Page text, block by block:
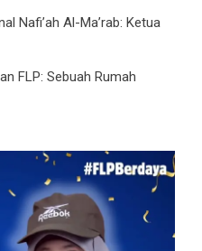
Nafi’ah Al-Ma’rab: Ketua
FLP: Sebuah Rumah